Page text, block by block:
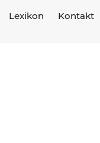
Lexikon Kontakt